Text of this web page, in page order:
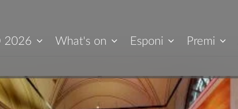
2026 What's on Esponi Premi